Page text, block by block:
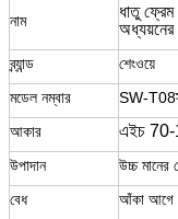
নাম
ধাতু ফ্রেম
অধ্যয়নের
ব্র্যান্ড
শেংওয়ে
মডেল নম্বার
SW-T08
আকার এইচ 70-
উপাদান
উচ্চ মানের
বেধ
আঁকা আগে